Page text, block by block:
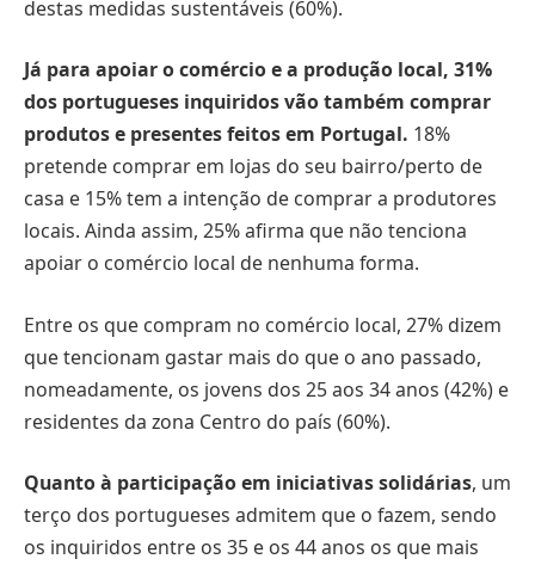
destas medidas sustentáveis (60%).
Já para apoiar o comércio e a produção local, 31%
dos portugueses inquiridos vão também comprar
produtos e presentes feitos em Portugal. 18%
pretende comprar em lojas do seu bairro/perto de
casa e 15% tem a intenção de comprar a produtores
locais. Ainda assim, 25% afirma que não tenciona
apoiar o comércio local de nenhuma forma.
Entre os que compram no comércio local, 27% dizem
que tencionam gastar mais do que o ano passado,
nomeadamente, os jovens dos 25 aos 34 anos (42%) e
residentes da zona Centro do país (60%).
Quanto à participação em iniciativas solidárias, um
terço dos portugueses admitem que o fazem, sendo
os inquiridos entre os 35 e os 44 anos os que mais